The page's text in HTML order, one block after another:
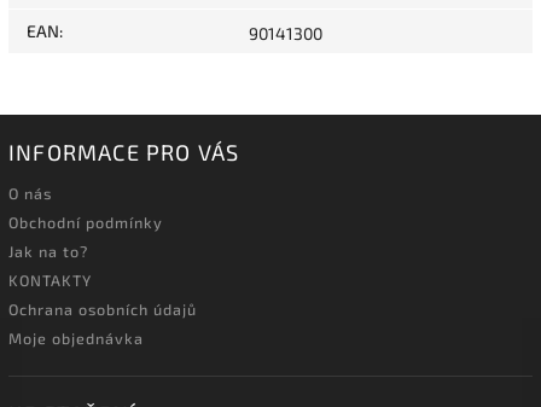
EAN: 90141300
INFORMACE PRO VÁS
O nás
Obchodní podmínky
Jak na to?
KONTAKTY
Ochrana osobních údajů
Moje objednávka